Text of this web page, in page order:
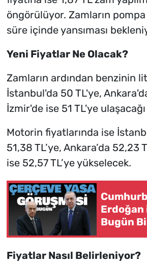
öngörülüyor. Zamların pompa
süre içinde yansıması
Yeni Fiyatlar Ne Olacak?
Zamların ardından benzinin
İstanbul'da 50 TL'ye,
İzmir'de ise 51 TL'ye
Motorin fiyatlarında ise
51,38 TL’ye, Ankara’da 52,23
ise 52,57 TL’ye yükselecek.
Erdoğan
Bugün
Gelecek
Fiyatlar Nasıl Belirleniyor?